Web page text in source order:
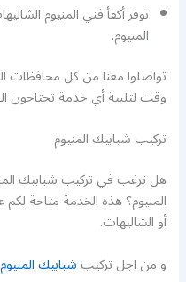
نوفر أكفأ فني المنيوم
المنيوم.
تواصلوا معنا من كل
وقت لتلبية أي خدمة تحتاجون
تركيب شبابيك المنيوم
هل ترغب في تركيب شبابيك
المنيوم؟ هذه الخدمة متاحة لكم
أو الشاليهات.
و من اجل تركيبشبابيك المنيوم